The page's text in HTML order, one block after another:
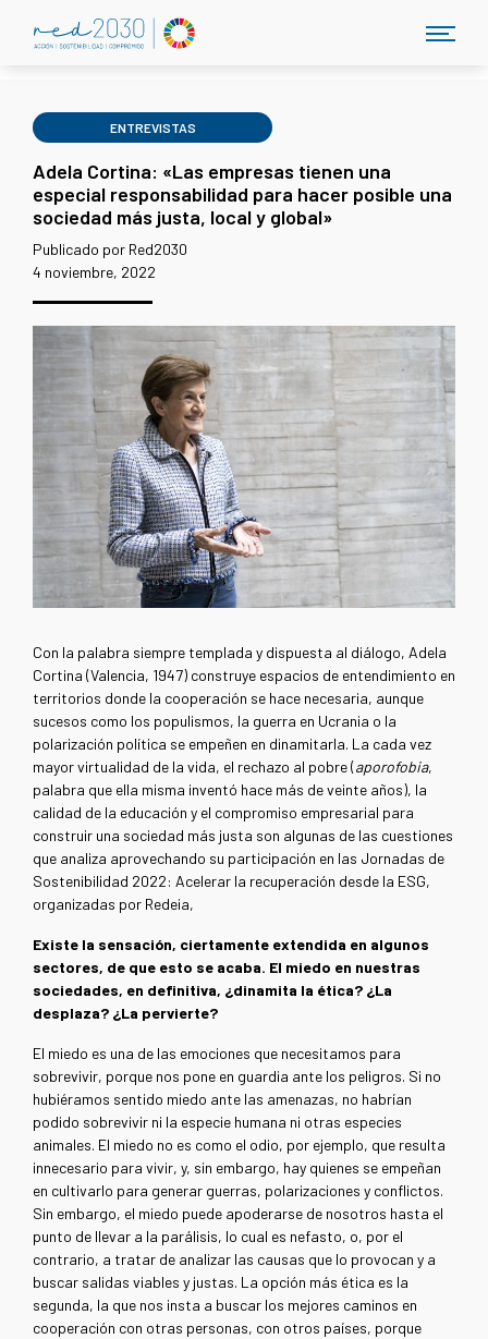
ENTREVISTAS
Adela Cortina: «Las empresas tienen una
especial responsabilidad para hacer posible una
sociedad más justa, local y global»
Publicado por Red2030
4 noviembre, 2022
Con la palabra siempre templada y dispuesta al diálogo, Adela
Cortina (Valencia, 1947) construye espacios de entendimiento en
territorios donde la cooperación se hace necesaria, aunque
sucesos como los populismos, la guerra en Ucrania o la
polarización política se empeñen en dinamitarla. La cada vez
mayor virtualidad de la vida, el rechazo al pobre (aporofobia,
palabra que ella misma inventó hace más de veinte años), la
calidad de la educación y el compromiso empresarial para
construir una sociedad más justa son algunas de las cuestiones
que analiza aprovechando su participación en las Jornadas de
Sostenibilidad 2022: Acelerar la recuperación desde la ESG,
organizadas por Redeia,
Existe la sensación, ciertamente extendida en algunos
sectores, de que esto se acaba. El miedo en nuestras
sociedades, en definitiva, ¿dinamita la ética? ¿La
desplaza? ¿La pervierte?
El miedo es una de las emociones que necesitamos para
sobrevivir, porque nos pone en guardia ante los peligros. Si no
hubiéramos sentido miedo ante las amenazas, no habrían
podido sobrevivir ni la especie humana ni otras especies
animales. El miedo no es como el odio, por ejemplo, que resulta
innecesario para vivir, y, sin embargo, hay quienes se empeñan
en cultivarlo para generar guerras, polarizaciones y conflictos.
Sin embargo, el miedo puede apoderarse de nosotros hasta el
punto de llevar a la parálisis, lo cual es nefasto, o, por el
contrario, a tratar de analizar las causas que lo provocan y a
buscar salidas viables y justas. La opción más ética es la
segunda, la que nos insta a buscar los mejores caminos en
cooperación con otras personas, con otros países, porque